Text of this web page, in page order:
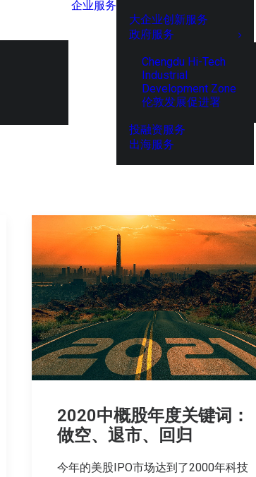
企业服务
大企业创新服务
政府服务
Chengdu Hi-Tech
Industrial
Development Zone
伦敦发展促进署
投融资服务
出海服务
2020中概股年度关键词：
做空、退市、回归
今年的美股IPO市场达到了2000年科技